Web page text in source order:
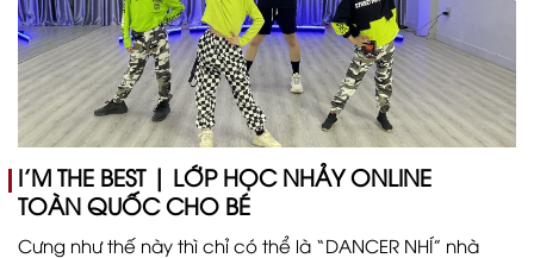
I’M THE BEST | LỚP HỌC NHẢY ONLINE
TOÀN QUỐC CHO BÉ
Cưng như thế này thì chỉ có thể là “DANCER NHÍ” nhà